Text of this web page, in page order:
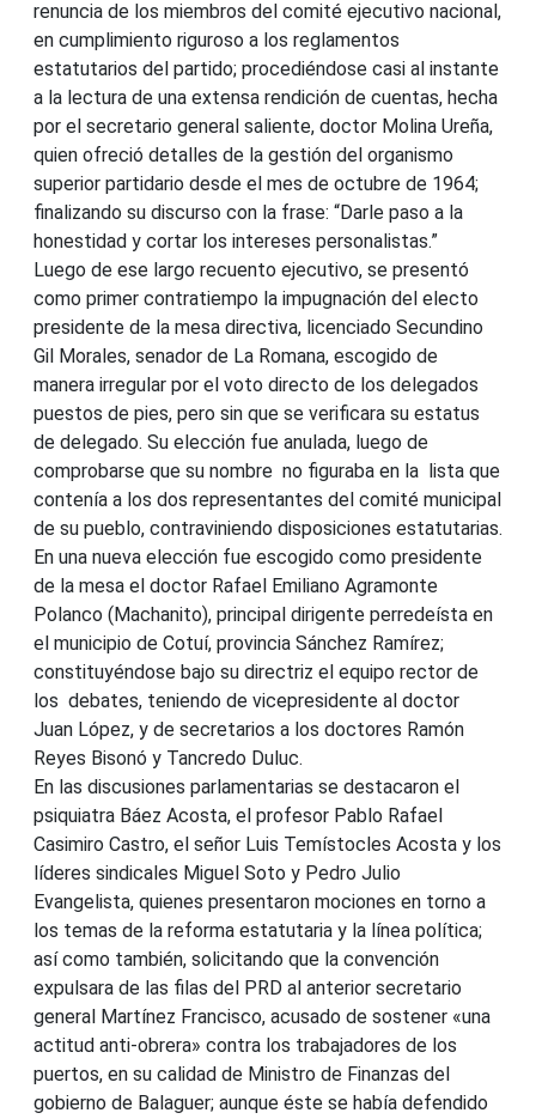
renuncia de los miembros del comité ejecutivo nacional,
en cumplimiento riguroso a los reglamentos
estatutarios del partido; procediéndose casi al instante
a la lectura de una extensa rendición de cuentas, hecha
por el secretario general saliente, doctor Molina Ureña,
quien ofreció detalles de la gestión del organismo
superior partidario desde el mes de octubre de 1964;
finalizando su discurso con la frase: “Darle paso a la
honestidad y cortar los intereses personalistas.”
Luego de ese largo recuento ejecutivo, se presentó
como primer contratiempo la impugnación del electo
presidente de la mesa directiva, licenciado Secundino
Gil Morales, senador de La Romana, escogido de
manera irregular por el voto directo de los delegados
puestos de pies, pero sin que se verificara su estatus
de delegado. Su elección fue anulada, luego de
comprobarse que su nombre no figuraba en la lista que
contenía a los dos representantes del comité municipal
de su pueblo, contraviniendo disposiciones estatutarias.
En una nueva elección fue escogido como presidente
de la mesa el doctor Rafael Emiliano Agramonte
Polanco (Machanito), principal dirigente perredeísta en
el municipio de Cotuí, provincia Sánchez Ramírez;
constituyéndose bajo su directriz el equipo rector de
los debates, teniendo de vicepresidente al doctor
Juan López, y de secretarios a los doctores Ramón
Reyes Bisonó y Tancredo Duluc.
En las discusiones parlamentarias se destacaron el
psiquiatra Báez Acosta, el profesor Pablo Rafael
Casimiro Castro, el señor Luis Temístocles Acosta y los
líderes sindicales Miguel Soto y Pedro Julio
Evangelista, quienes presentaron mociones en torno a
los temas de la reforma estatutaria y la línea política;
así como también, solicitando que la convención
expulsara de las filas del PRD al anterior secretario
general Martínez Francisco, acusado de sostener «una
actitud anti-obrera» contra los trabajadores de los
puertos, en su calidad de Ministro de Finanzas del
gobierno de Balaguer; aunque éste se había defendido